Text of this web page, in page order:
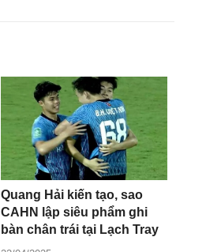
Quang Hải kiến tạo, sao
CAHN lập siêu phẩm ghi
bàn chân trái tại Lạch Tray